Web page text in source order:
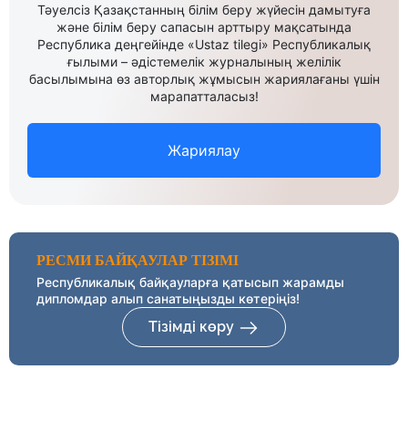
Тәуелсіз Қазақстанның білім беру жүйесін дамытуға
және білім беру сапасын арттыру мақсатында
Республика деңгейінде «Ustaz tilegi» Республикалық
ғылыми – әдістемелік журналының желілік
басылымына өз авторлық жұмысын жариялағаны үшін
марапатталасыз!
Жариялау
РЕСМИ БАЙҚАУЛАР ТІЗІМІ
Республикалық байқауларға қатысып жарамды
дипломдар алып санатыңызды көтеріңіз!
Тізімді көру